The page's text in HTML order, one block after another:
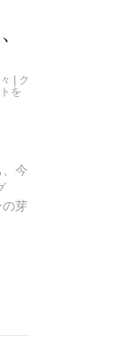
ク
を
今
の芽